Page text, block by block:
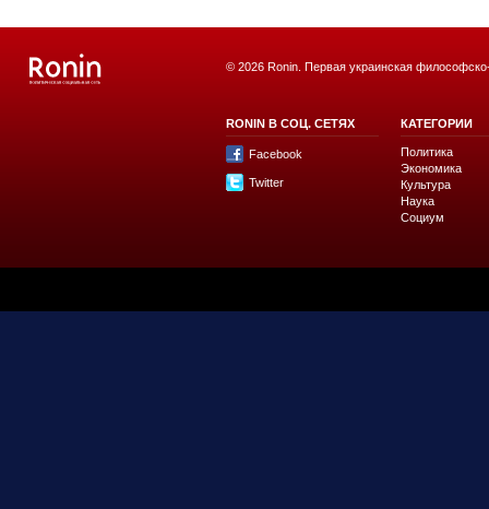
© 2026 Ronin. Первая украинская
RONIN В СОЦ. СЕТЯХ
Facebook
Twitter
КАТЕГОРИИ
Политика
Экономика
Культура
Наука
Социум